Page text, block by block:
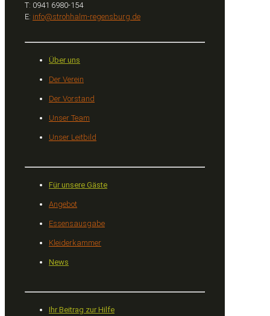
T: 0941 6980-154
E: info@strohhalm-regensburg.de
Über uns
Der Verein
Der Vorstand
Unser Team
Unser Leitbild
Für unsere Gäste
Angebot
Essensausgabe
Kleiderkammer
News
Ihr Beitrag zur Hilfe